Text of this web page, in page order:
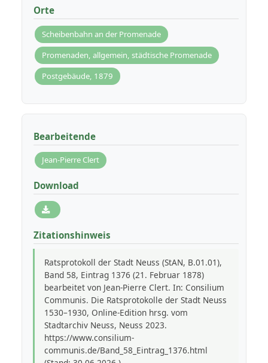
Orte
Scheibenbahn an der Promenade
Promenaden, allgemein, städtische Promenade
Postgebäude, 1879
Bearbeitende
Jean-Pierre Clert
Download
Zitationshinweis
Ratsprotokoll der Stadt Neuss (StAN, B.01.01),
Band 58, Eintrag 1376 (21. Februar 1878)
bearbeitet von Jean-Pierre Clert. In: Consilium
Communis. Die Ratsprotokolle der Stadt Neuss
1530–1930, Online-Edition hrsg. vom
Stadtarchiv Neuss, Neuss 2023.
https://www.consilium-
communis.de/Band_58_Eintrag_1376.html